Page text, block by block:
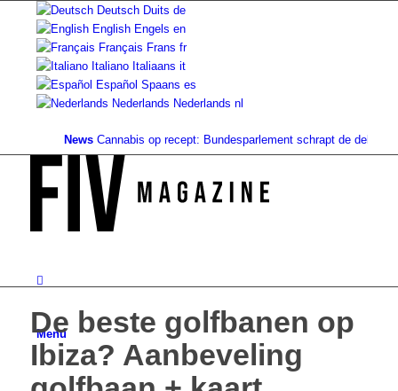
Deutsch Duits de
English Engels en
Français Frans fr
Italiano Italiaans it
Español Spaans es
Nederlands Nederlands nl
News Cannabis op recept: Bundesparlement schrapt de dekking...
Menu
De beste golfbanen op
Ibiza? Aanbeveling